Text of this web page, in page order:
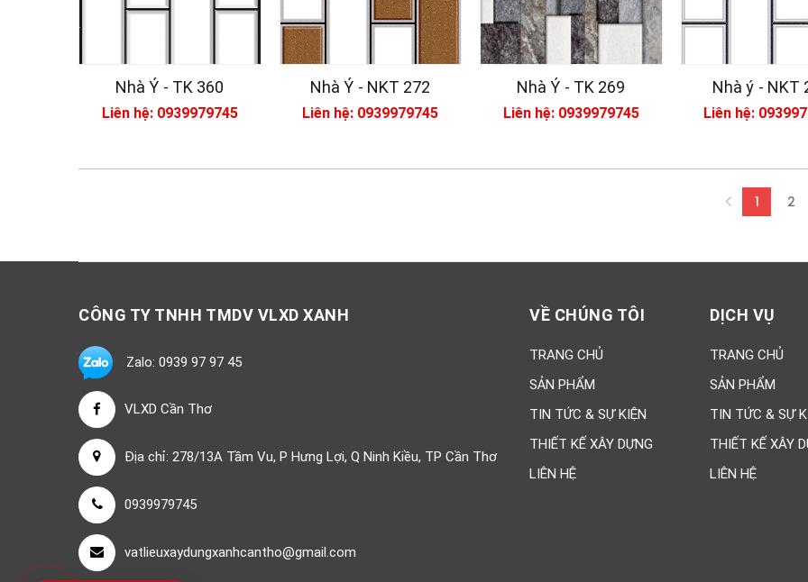
Nhà Ý - TK 360
Liên hệ: 0939979745
Nhà Ý - NKT 272
Liên hệ: 0939979745
Nhà Ý - TK 269
Liên hệ: 0939979745
Nhà ý - NKT
Liên hệ:
1(current)
2
CÔNG TY TNHH TMDV VLXD XANH
Zalo: 0939 97 97 45
VLXD Cần Thơ
Địa chỉ: 278/13A Tầm Vu, P Hưng Lợi, Q Ninh Kiều, TP Cần Thơ
0939979745
vatlieuxaydungxanhcantho@gmail.com
VỀ CHÚNG TÔI
TRANG CHỦ
SẢN PHẨM
TIN TỨC & SỰ KIỆN
THIẾT KẾ XÂY DỰNG
LIÊN HỆ
DỊCH VỤ
TRANG CHỦ
SẢN PHẨM
TIN TỨC & SỰ
THIẾT KẾ XÂY
LIÊN HỆ